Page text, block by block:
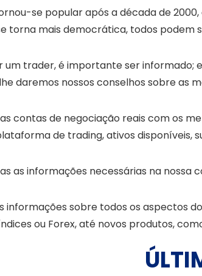
se popular após a década de
torna mais democrática, todos podem
um trader, é importante ser informado;
he daremos nossos conselhos sobre as
contas de negociação reais com os
de trading, ativos
as informações necessárias na nossa
sobre todos os aspectos
ou Forex, até novos produtos,